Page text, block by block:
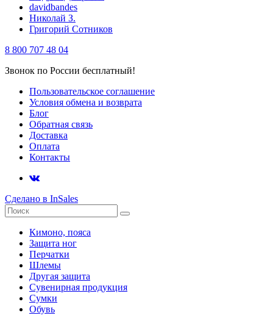
davidbandes
Николай З.
Григорий Сотников
8 800 707 48 04
Звонок по России бесплатный!
Пользовательское соглашение
Условия обмена и возврата
Блог
Обратная связь
Доставка
Оплата
Контакты
Сделано в InSales
Кимоно, пояса
Защита ног
Перчатки
Шлемы
Другая защита
Сувенирная продукция
Сумки
Обувь